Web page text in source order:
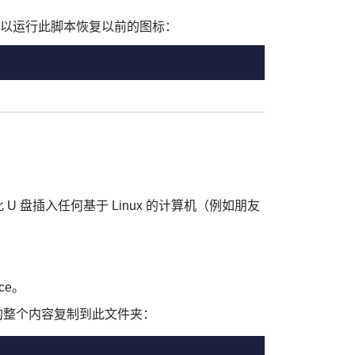
运行此脚本恢复以前的图标：
盘插入任何基于 Linux 的计算机（例如朋友
。
个内容复制到此文件夹：